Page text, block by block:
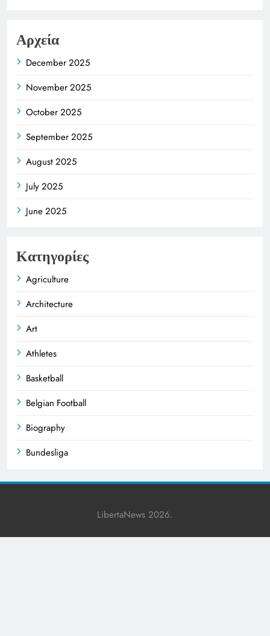
Αρχεία
December 2025
November 2025
October 2025
September 2025
August 2025
July 2025
June 2025
Κατηγορίες
Agriculture
Architecture
Art
Athletes
Basketball
Belgian Football
Biography
Bundesliga
LibertaNews 2026.